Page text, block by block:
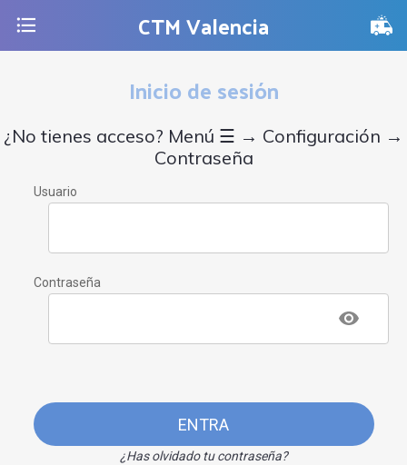
CTM Valencia
Inicio de sesión
¿No tienes acceso? Menú ☰ → Configuración →
Contraseña
Usuario
Contraseña
ENTRA
¿Has olvidado tu contraseña?